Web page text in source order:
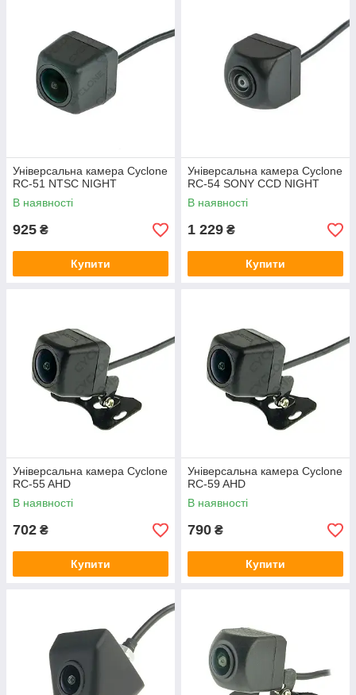
Універсальна камера Cyclone
RC-51 NTSC NIGHT
В наявності
925 ₴
Купити
Універсальна камера Cyclone
RC-54 SONY CCD NIGHT
В наявності
1 229 ₴
Купити
Універсальна камера Cyclone
RC-55 AHD
В наявності
702 ₴
Купити
Універсальна камера Cyclone
RC-59 AHD
В наявності
790 ₴
Купити